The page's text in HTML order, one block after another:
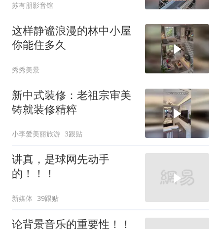
苏有朋影音馆
这样静谧浪漫的林中小屋
你能住多久
秀秀美景
新中式装修：老祖宗审美
铸就装修精粹
小李爱美丽旅游 3跟贴
讲真，是球网先动手
的！！！
新媒体 39跟贴
论背景音乐的重要性！！